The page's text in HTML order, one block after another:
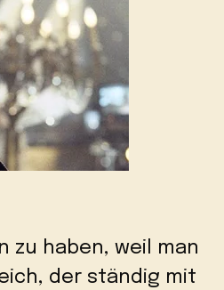
zu haben, weil man
der ständig mit